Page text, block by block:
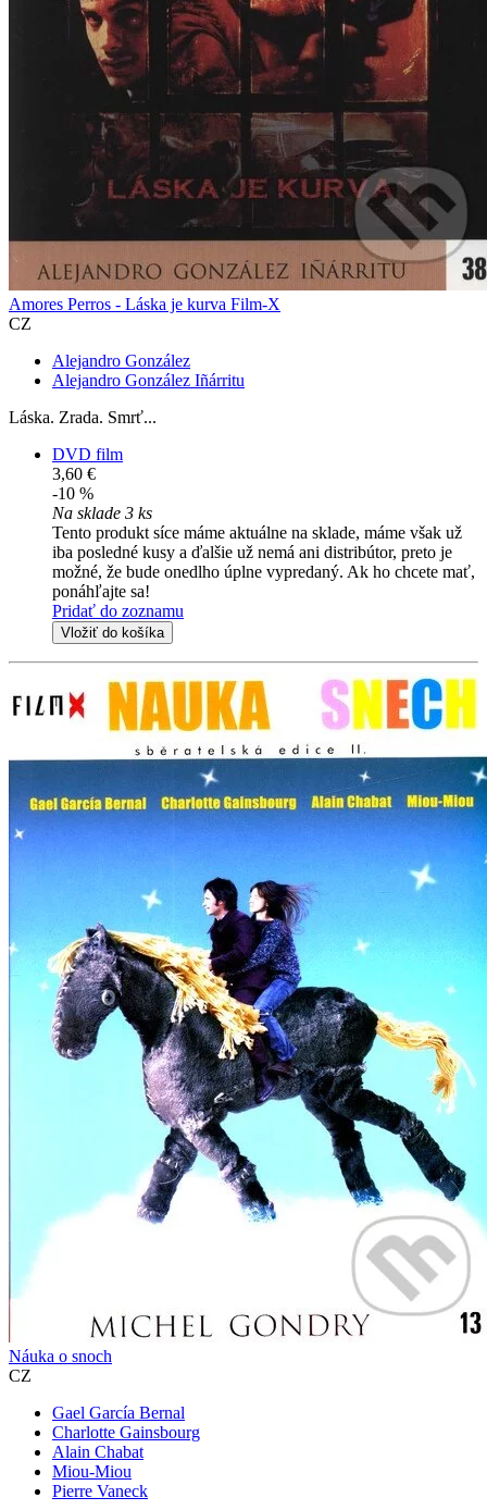
Amores Perros - Láska je kurva Film-X
CZ
Alejandro González
Alejandro González Iñárritu
Láska. Zrada. Smrť...
DVD film
3,60 €
-10 %
Na sklade 3 ks
Tento produkt síce máme aktuálne na sklade, máme však už
iba posledné kusy a ďalšie už nemá ani distribútor, preto je
možné, že bude onedlho úplne vypredaný. Ak ho chcete mať,
ponáhľajte sa!
Pridať do zoznamu
Vložiť do košíka
Náuka o snoch
CZ
Gael García Bernal
Charlotte Gainsbourg
Alain Chabat
Miou-Miou
Pierre Vaneck